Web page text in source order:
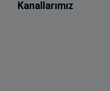
Kanallarımız